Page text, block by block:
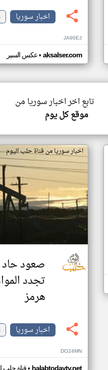
اخبار سوريا
JA90EJ
عكس السير• aksalser.com
تابع اخر اخبار سوريا من
موقع كل يوم
اخبار سوريا من قناة حلب اليوم
صعود حاد
تجدد
هرمز
اخبار سوريا
DO24MN
قناة حلب halabtodaytv.net